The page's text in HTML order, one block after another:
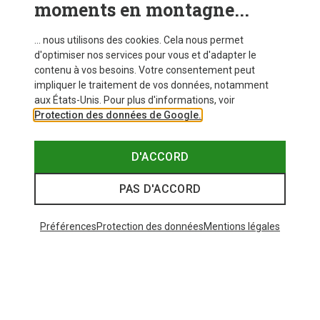
moments en montagne...
... nous utilisons des cookies. Cela nous permet
d'optimiser nos services pour vous et d'adapter le
contenu à vos besoins. Votre consentement peut
impliquer le traitement de vos données, notamment
aux États-Unis. Pour plus d'informations, voir
Protection des données de Google.
D'ACCORD
PAS D'ACCORD
PréférencesProtection des donnéesMentions légales